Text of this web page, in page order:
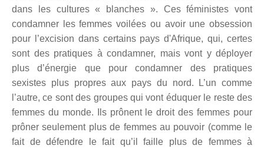
dans les cultures « blanches ». Ces féministes vont
condamner les femmes voilées ou avoir une obsession
pour l’excision dans certains pays d'Afrique, qui, certes
sont des pratiques à condamner, mais vont y déployer
plus d’énergie que pour condamner des pratiques
sexistes plus propres aux pays du nord.
L’un comme
l’autre, ce sont des groupes qui vont éduquer le reste des
femmes du monde.
Ils prônent le droit des femmes pour
prôner seulement plus de femmes au pouvoir (comme le
fait de défendre le fait qu’il faille plus de femmes à